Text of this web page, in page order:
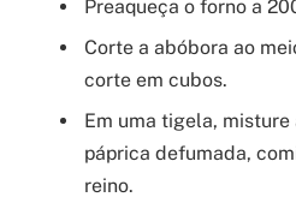
Preaqueça o forno a
Corte a abóbora ao
corte em cubos.
Em uma tigela,
páprica defumada,
reino.